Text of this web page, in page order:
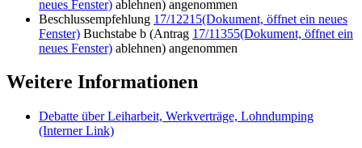
neues Fenster) ablehnen) angenommen
Beschlussempfehlung 17/12215(Dokument, öffnet ein neues
Fenster) Buchstabe b (Antrag 17/11355(Dokument, öffnet ein
neues Fenster) ablehnen) angenommen
Weitere Informationen
Debatte über Leiharbeit, Werkverträge, Lohndumping
(Interner Link)